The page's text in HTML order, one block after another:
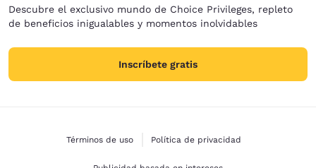
Descubre el exclusivo mundo de Choice Privileges, repleto
de beneficios inigualables y momentos inolvidables
Inscríbete gratis
Términos de uso Política de privacidad